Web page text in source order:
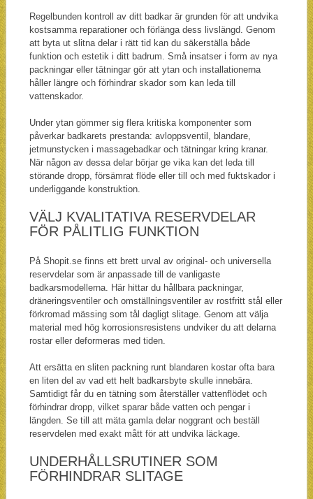
Regelbunden kontroll av ditt badkar är grunden för att undvika
kostsamma reparationer och förlänga dess livslängd. Genom
att byta ut slitna delar i rätt tid kan du säkerställa både
funktion och estetik i ditt badrum. Små insatser i form av nya
packningar eller tätningar gör att ytan och installationerna
håller längre och förhindrar skador som kan leda till
vattenskador.
Under ytan gömmer sig flera kritiska komponenter som
påverkar badkarets prestanda: avloppsventil, blandare,
jetmunstycken i massagebadkar och tätningar kring kranar.
När någon av dessa delar börjar ge vika kan det leda till
störande dropp, försämrat flöde eller till och med fuktskador i
underliggande konstruktion.
VÄLJ KVALITATIVA RESERVDELAR
FÖR PÅLITLIG FUNKTION
På Shopit.se finns ett brett urval av original- och universella
reservdelar som är anpassade till de vanligaste
badkarsmodellerna. Här hittar du hållbara packningar,
dräneringsventiler och omställningsventiler av rostfritt stål eller
förkromad mässing som tål dagligt slitage. Genom att välja
material med hög korrosionsresistens undviker du att delarna
rostar eller deformeras med tiden.
Att ersätta en sliten packning runt blandaren kostar ofta bara
en liten del av vad ett helt badkarsbyte skulle innebära.
Samtidigt får du en tätning som återställer vattenflödet och
förhindrar dropp, vilket sparar både vatten och pengar i
längden. Se till att mäta gamla delar noggrant och beställ
reservdelen med exakt mått för att undvika läckage.
UNDERHÅLLSRUTINER SOM
FÖRHINDRAR SLITAGE